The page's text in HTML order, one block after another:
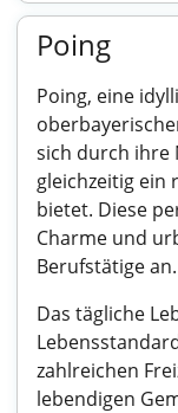
Poing
Poing, eine
sich durch ihre
gleichzeitig ein
bietet. Diese
Charme und
Berufstätige an.
Das tägliche
zahlreichen
lebendigen